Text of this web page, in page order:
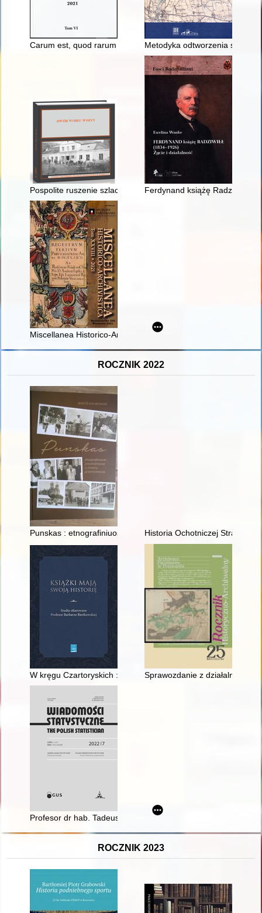
Carum est, quod rarum est" : pierwsza kaplica służebniczek
Metodyka odtworzenia sieci
Pospolite ruszenie szlachty polskiej w 1806/1807 r. na
Ferdynand książę Radziwiłł
Miscellanea Historico-Archivistica. T. 28 (2021)
ROCZNIK 2022
Punskas : etnografiniuose pasakojimuose ir žmonių
Historia Ochotniczej Straży
W kręgu Czartoryskich : biblioteka Stanisława Ciesielskiego
Sprawozdanie z działalności
Profesor dr hab. Tadeusz Jan Gerstenkorn (1927-2021)
ROCZNIK 2023